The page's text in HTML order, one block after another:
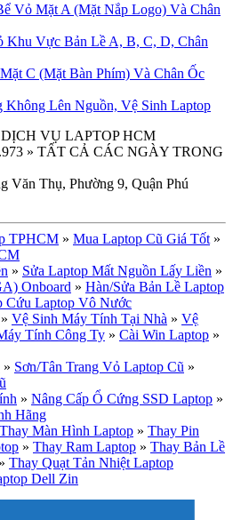
Vỏ Mặt A (Mặt Nắp Logo) Và Chân
Khu Vực Bản Lề A, B, C, D, Chân
C (Mặt Bàn Phím) Và Chân Ốc
Không Lên Nguồn, Vệ Sinh Laptop
DỊCH VỤ LAPTOP HCM
» TẤT CẢ CÁC NGÀY TRONG
Văn Thụ, Phường 9, Quận Phú
TPHCM » Mua Laptop Cũ Giá Tốt »
» Sửa Laptop Mất Nguồn Lấy Liền »
Onboard » Hàn/Sửa Bản Lề Laptop
Cứu Laptop Vô Nước
» Vệ Sinh Máy Tính Tại Nhà » Vệ
Tính Công Ty » Cài Win Laptop »
» Sơn/Tân Trang Vỏ Laptop Cũ »
» Nâng Cấp Ổ Cứng SSD Laptop »
Hãng
Thay Màn Hình Laptop » Thay Pin
» Thay Ram Laptop » Thay Bản Lề
» Thay Quạt Tản Nhiệt Laptop
Dell Zin